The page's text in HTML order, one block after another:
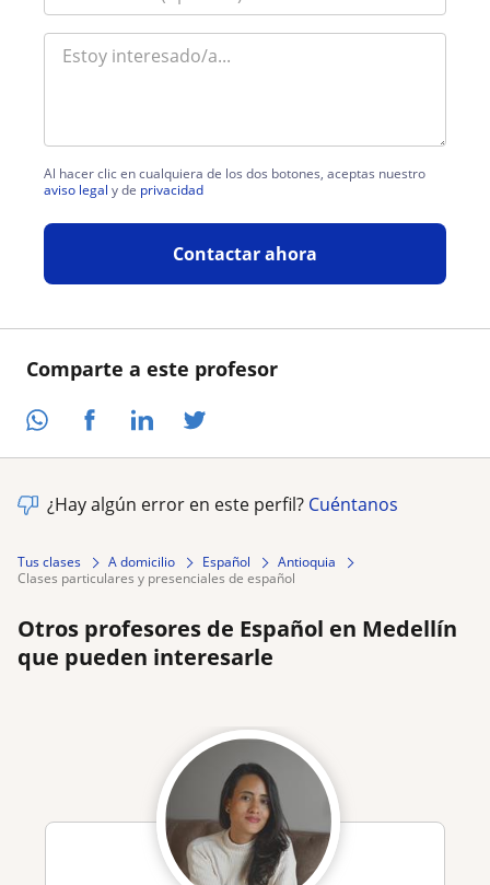
Comparte a este profesor
Al hacer clic en cualquiera de los dos botones, aceptas nuestro
aviso legal y de privacidad
Contactar ahora
¿Hay algún error en este perfil? Cuéntanos
Tus clases A domicilio Español
Antioquia
clases particulares y presenciales de español
Otros profesores de Español en Medellín
que pueden interesarle